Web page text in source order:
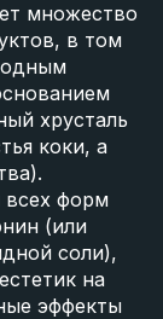
множество
в том
хрусталь
коки, а
форм
(или
соли),
на
эффекты